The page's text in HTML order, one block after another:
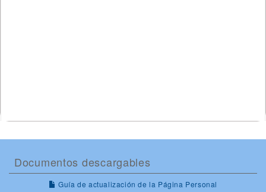
Documentos descargables
Guía de actualización de la Página Personal